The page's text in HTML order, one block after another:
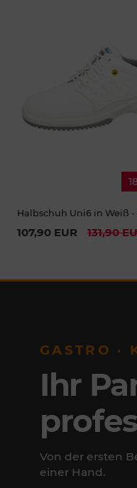
Halbschuh Uni6 in Weiß -
107,90 EUR 131,90
GASTRO ·
Ihr
Von der ersten
einer Hand.